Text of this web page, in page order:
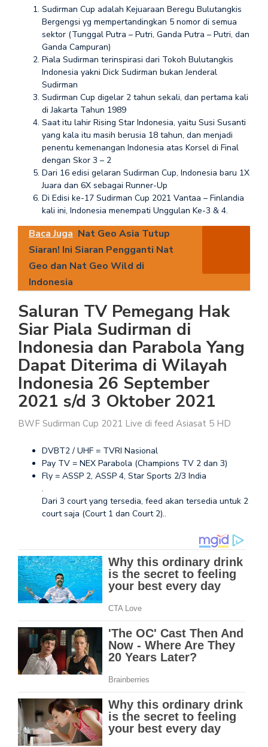
Sudirman Cup adalah Kejuaraan Beregu Bulutangkis
Bergengsi yg mempertandingkan 5 nomor di semua
sektor (Tunggal Putra – Putri, Ganda Putra – Putri, dan
Ganda Campuran)
Piala Sudirman terinspirasi dari Tokoh Bulutangkis
Indonesia yakni Dick Sudirman bukan Jenderal
Sudirman
Sudirman Cup digelar 2 tahun sekali, dan pertama kali
di Jakarta Tahun 1989
Saat itu lahir Rising Star Indonesia, yaitu Susi Susanti
yang kala itu masih berusia 18 tahun, dan menjadi
penentu kemenangan Indonesia atas Korsel di Final
dengan Skor 3 – 2
Dari 16 edisi gelaran Sudirman Cup, Indonesia baru 1X
Juara dan 6X sebagai Runner-Up
Di Edisi ke-17 Sudirman Cup 2021 Vantaa – Finlandia
kali ini, Indonesia menempati Unggulan Ke-3 & 4.
Baca Juga Nat Geo Asia Tutup
Siaran! Ini Siaran Pengganti Nat
Geo dan Nat Geo Wild di
Indonesia
Saluran TV Pemegang Hak
Siar Piala Sudirman di
Indonesia dan Parabola Yang
Dapat Diterima di Wilayah
Indonesia 26 September
2021 s/d 3 Oktober 2021
BWF Sudirman Cup 2021 Live di feed Asiasat 5 HD
DVBT2 / UHF = TVRI Nasional
Pay TV = NEX Parabola (Champions TV 2 dan 3)
Fly = ASSP 2, ASSP 4, Star Sports 2/3 India
.
Dari 3 court yang tersedia, feed akan tersedia untuk 2
court saja (Court 1 dan Court 2)..